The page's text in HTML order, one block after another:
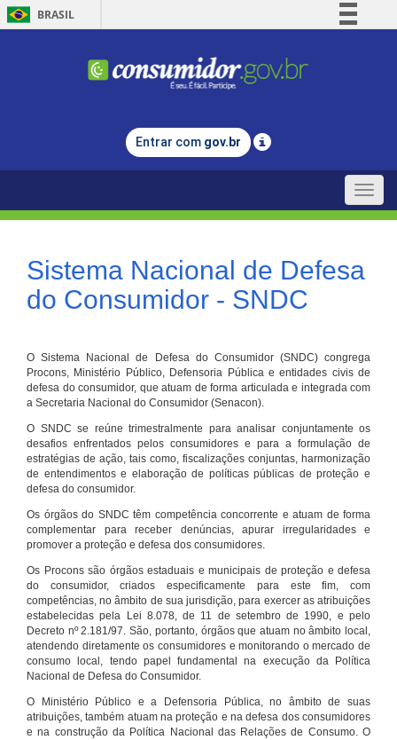
BRASIL
Comunica BR
Legislação
Entrar com gov.br
Toggle
Sistema Nacional de Defesa
do Consumidor - SNDC
O Sistema Nacional de Defesa do Consumidor (SNDC) congrega
Procons, Ministério Público, Defensoria Pública e entidades civis de
defesa do consumidor, que atuam de forma articulada e integrada com
a Secretaria Nacional do Consumidor (Senacon).
O SNDC se reúne trimestralmente para analisar conjuntamente os
desafios enfrentados pelos consumidores e para a formulação de
estratégias de ação, tais como, fiscalizações conjuntas, harmonização
de entendimentos e elaboração de políticas públicas de proteção e
defesa do consumidor.
Os órgãos do SNDC têm competência concorrente e atuam de forma
complementar para receber denúncias, apurar irregularidades e
promover a proteção e defesa dos consumidores.
Os Procons são órgãos estaduais e municipais de proteção e defesa
do consumidor, criados especificamente para este fim, com
competências, no âmbito de sua jurisdição, para exercer as atribuições
estabelecidas pela Lei 8.078, de 11 de setembro de 1990, e pelo
Decreto nº 2.181/97. São, portanto, órgãos que atuam no âmbito local,
atendendo diretamente os consumidores e monitorando o mercado de
consumo local, tendo papel fundamental na execução da Política
Nacional de Defesa do Consumidor.
O Ministério Público e a Defensoria Pública, no âmbito de suas
atribuições, também atuam na proteção e na defesa dos consumidores
e na construção da Política Nacional das Relações de Consumo. O